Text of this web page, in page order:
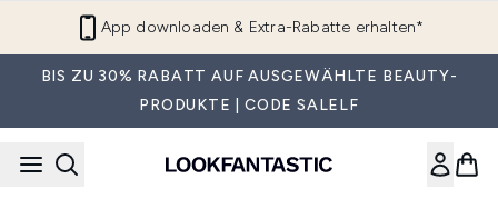
App downloaden & Extra-Rabatte erhalten*
BIS ZU 30% RABATT AUF AUSGEWÄHLTE BEAUTY-
PRODUKTE | CODE SALELF